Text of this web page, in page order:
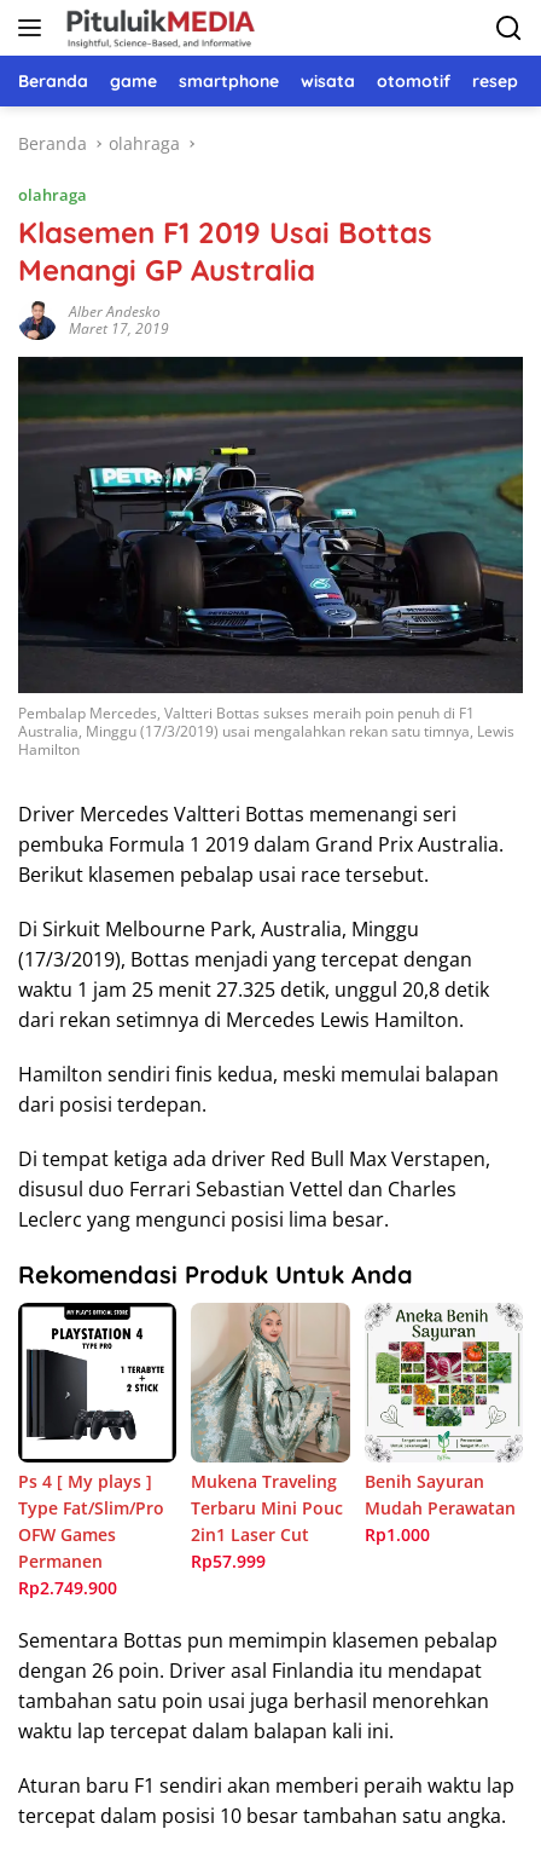
Langsung
Beranda game smartphone wisata otomotif resep
Beranda olahraga
olahraga
Klasemen F1 2019 Usai Bottas
Menangi GP Australia
Alber Andesko
Maret 17, 2019
Pembalap Mercedes, Valtteri Bottas sukses meraih poin penuh di F1
Australia, Minggu (17/3/2019) usai mengalahkan rekan satu timnya, Lewis
Hamilton
Driver Mercedes Valtteri Bottas memenangi seri
pembuka Formula 1 2019 dalam Grand Prix Australia.
Berikut klasemen pebalap usai race tersebut.
Di Sirkuit Melbourne Park, Australia, Minggu
(17/3/2019), Bottas menjadi yang tercepat dengan
waktu 1 jam 25 menit 27.325 detik, unggul 20,8 detik
dari rekan setimnya di Mercedes Lewis Hamilton.
Hamilton sendiri finis kedua, meski memulai balapan
dari posisi terdepan.
Di tempat ketiga ada driver Red Bull Max Verstapen,
disusul duo Ferrari Sebastian Vettel dan Charles
Leclerc yang mengunci posisi lima besar.
Rekomendasi Produk Untuk Anda
Ps 4 [ My plays ]
Type Fat/Slim/Pro
OFW Games
Permanen
Rp2.749.900
Mukena Traveling
Terbaru Mini Pouc
2in1 Laser Cut
Rp57.999
Benih Sayuran
Mudah Perawatan
Rp1.000
Sementara Bottas pun memimpin klasemen pebalap
dengan 26 poin. Driver asal Finlandia itu mendapat
tambahan satu poin usai juga berhasil menorehkan
waktu lap tercepat dalam balapan kali ini.
Aturan baru F1 sendiri akan memberi peraih waktu lap
tercepat dalam posisi 10 besar tambahan satu angka.